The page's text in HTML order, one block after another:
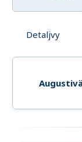
Detaljvy